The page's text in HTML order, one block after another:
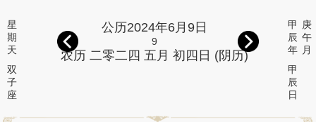
星
期
天
双
子
座
甲
辰
年
庚
午
月
甲
辰
日
公历2024年6月9日
9
农历 二零二四 五月 初四日 (阴历)